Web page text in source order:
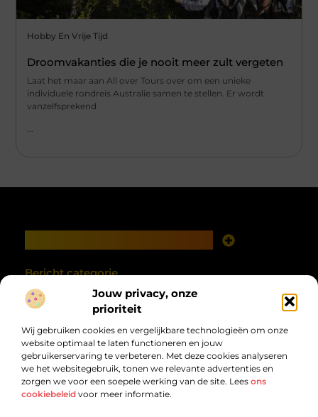
Jouw privacy, onze
prioriteit
Wij gebruiken cookies en vergelijkbare technologieën om onze
website optimaal te laten functioneren en jouw
gebruikerservaring te verbeteren. Met deze cookies analyseren
we het websitegebruik, tonen we relevante advertenties en
zorgen we voor een soepele werking van de site. Lees ons
cookiebeleid voor meer informatie.
Hobby En Vrije Tijd
Droomvakanties die je nooit meer zult vergeten
Laat het maar aan All over Tours over om een unieke
individuele rondreis Australie samen te stellen. Er wordt
vanzelfsprekend
Bericht categorie
Van alles wat, voor jou verzameld.